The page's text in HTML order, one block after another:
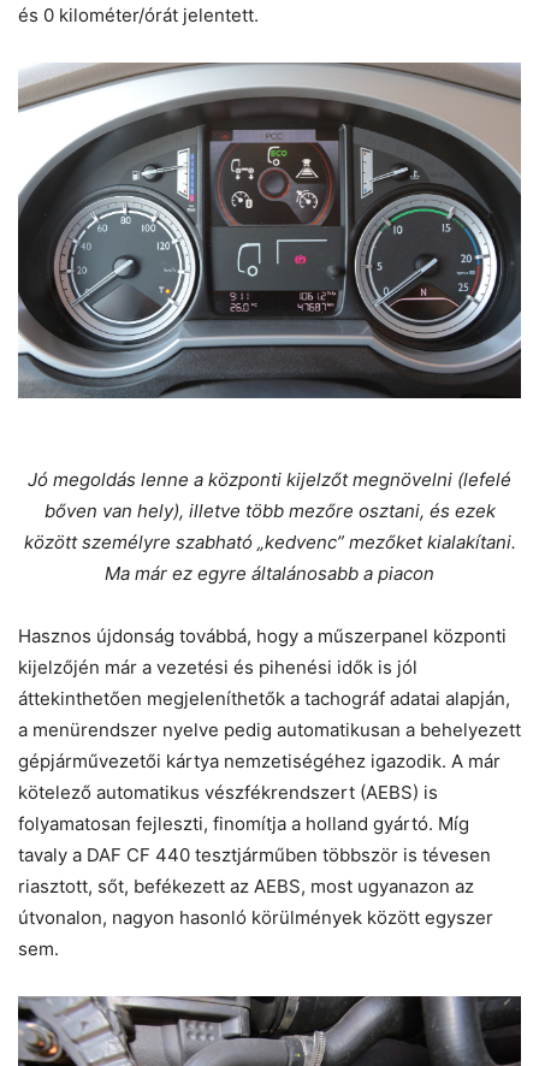
és 0 kilométer/órát jelentett.
Jó megoldás lenne a központi kijelzőt megnövelni (lefelé
bőven van hely), illetve több mezőre osztani, és ezek
között személyre szabható „kedvenc” mezőket kialakítani.
Ma már ez egyre általánosabb a piacon
Hasznos újdonság továbbá, hogy a műszerpanel központi
kijelzőjén már a vezetési és pihenési idők is jól
áttekinthetően megjeleníthetők a tachográf adatai alapján,
a menürendszer nyelve pedig automatikusan a behelyezett
gépjárművezetői kártya nemzetiségéhez igazodik. A már
kötelező automatikus vészfékrendszert (AEBS) is
folyamatosan fejleszti, finomítja a holland gyártó. Míg
tavaly a DAF CF 440 tesztjárműben többször is tévesen
riasztott, sőt, befékezett az AEBS, most ugyanazon az
útvonalon, nagyon hasonló körülmények között egyszer
sem.